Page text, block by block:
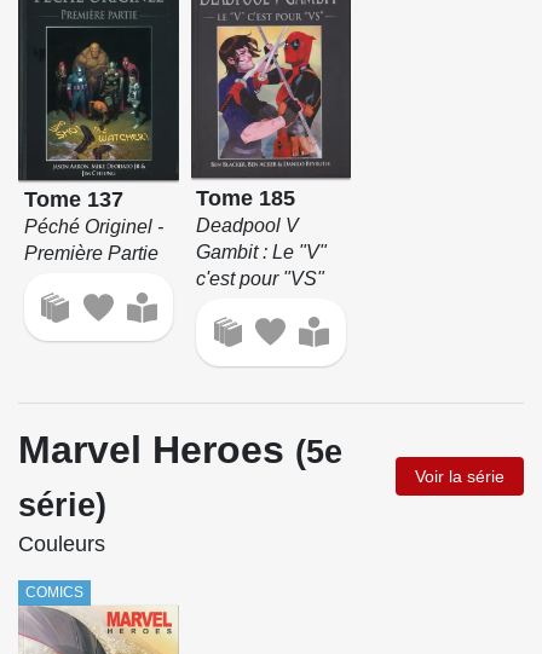
Tome 137
Péché Originel -
Première Partie
Tome 185
Deadpool V
Gambit : Le "V"
c'est pour "VS"
Marvel Heroes (5e
série)
Voir la série
Couleurs
COMICS